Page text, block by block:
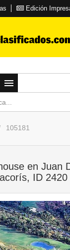
Edición
105181
en Juan
ID 2420